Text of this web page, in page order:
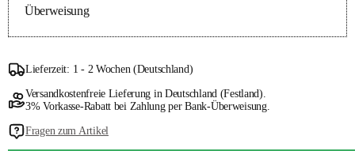
Überweisung
Lieferzeit: 1 - 2 Wochen (Deutschland)
Versandkostenfreie Lieferung in Deutschland (Festland).
3% Vorkasse-Rabatt bei Zahlung per Bank-Überweisung.
Fragen zum Artikel